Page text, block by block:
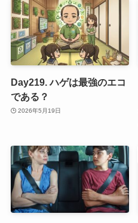
Day219. ハゲは最強のエコ
である？
2026年5月19日